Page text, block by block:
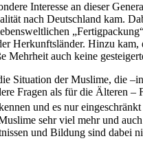
Interesse an dieser
nach Deutschland kam.
Herkunftsländer. Hinzu
Mehrheit auch keine
Situation der Muslime, die
Fragen als für die Älteren
und es nur
sehr viel mehr und
und Bildung sind dabei